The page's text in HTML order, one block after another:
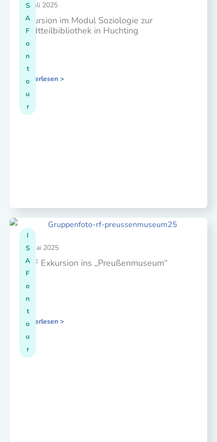
S
A
F
o
n
t
o
u
r
15. Juli 2025
Exkursion im Modul Soziologie zur
Stadtteilbibliothek in Huchting
Weiterlesen >
I
S
A
F
o
n
t
o
u
r
20. Mai 2025
ISAF Exkursion ins „Preußenmuseum“
Weiterlesen >